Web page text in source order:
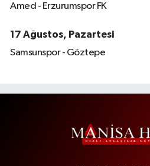
Amed - Erzurumspor FK
17 Ağustos, Pazartesi
Samsunspor - Göztepe